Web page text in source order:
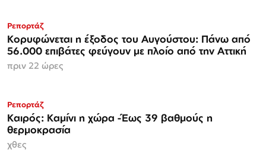
Ρεπορτάζ
Κορυφώνεται η έξοδος του Αυγούστου: Πάνω από
56.000 επιβάτες φεύγουν με πλοίο από την Αττική
πριν 22 ώρες
Ρεπορτάζ
Καιρός: Καμίνι η χώρα -Έως 39 βαθμούς η
θερμοκρασία
χθες